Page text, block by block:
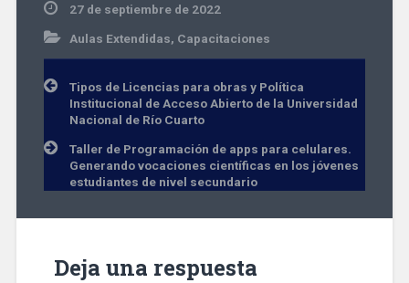
27 de septiembre de 2022
Aulas Extendidas, Capacitaciones
Navegación
de
entradas
Tipos de Licencias para obras y Política
Institucional de Acceso Abierto de la Universidad
Nacional de Río Cuarto
Taller de Programación de apps para celulares.
Generando vocaciones científicas en los jóvenes
estudiantes de nivel secundario
Deja una respuesta